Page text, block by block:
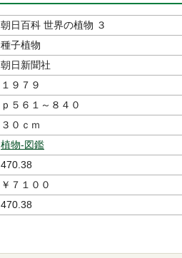
朝日百科 世界の植物 ３
種子植物
朝日新聞社
１９７９
ｐ５６１～８４０
３０ｃｍ
植物-図鑑
470.38
￥７１００
470.38